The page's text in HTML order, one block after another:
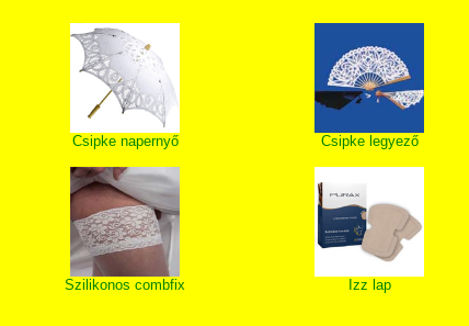
Csipke napernyő Csipke legyező
Szilikonos combfix Izz lap